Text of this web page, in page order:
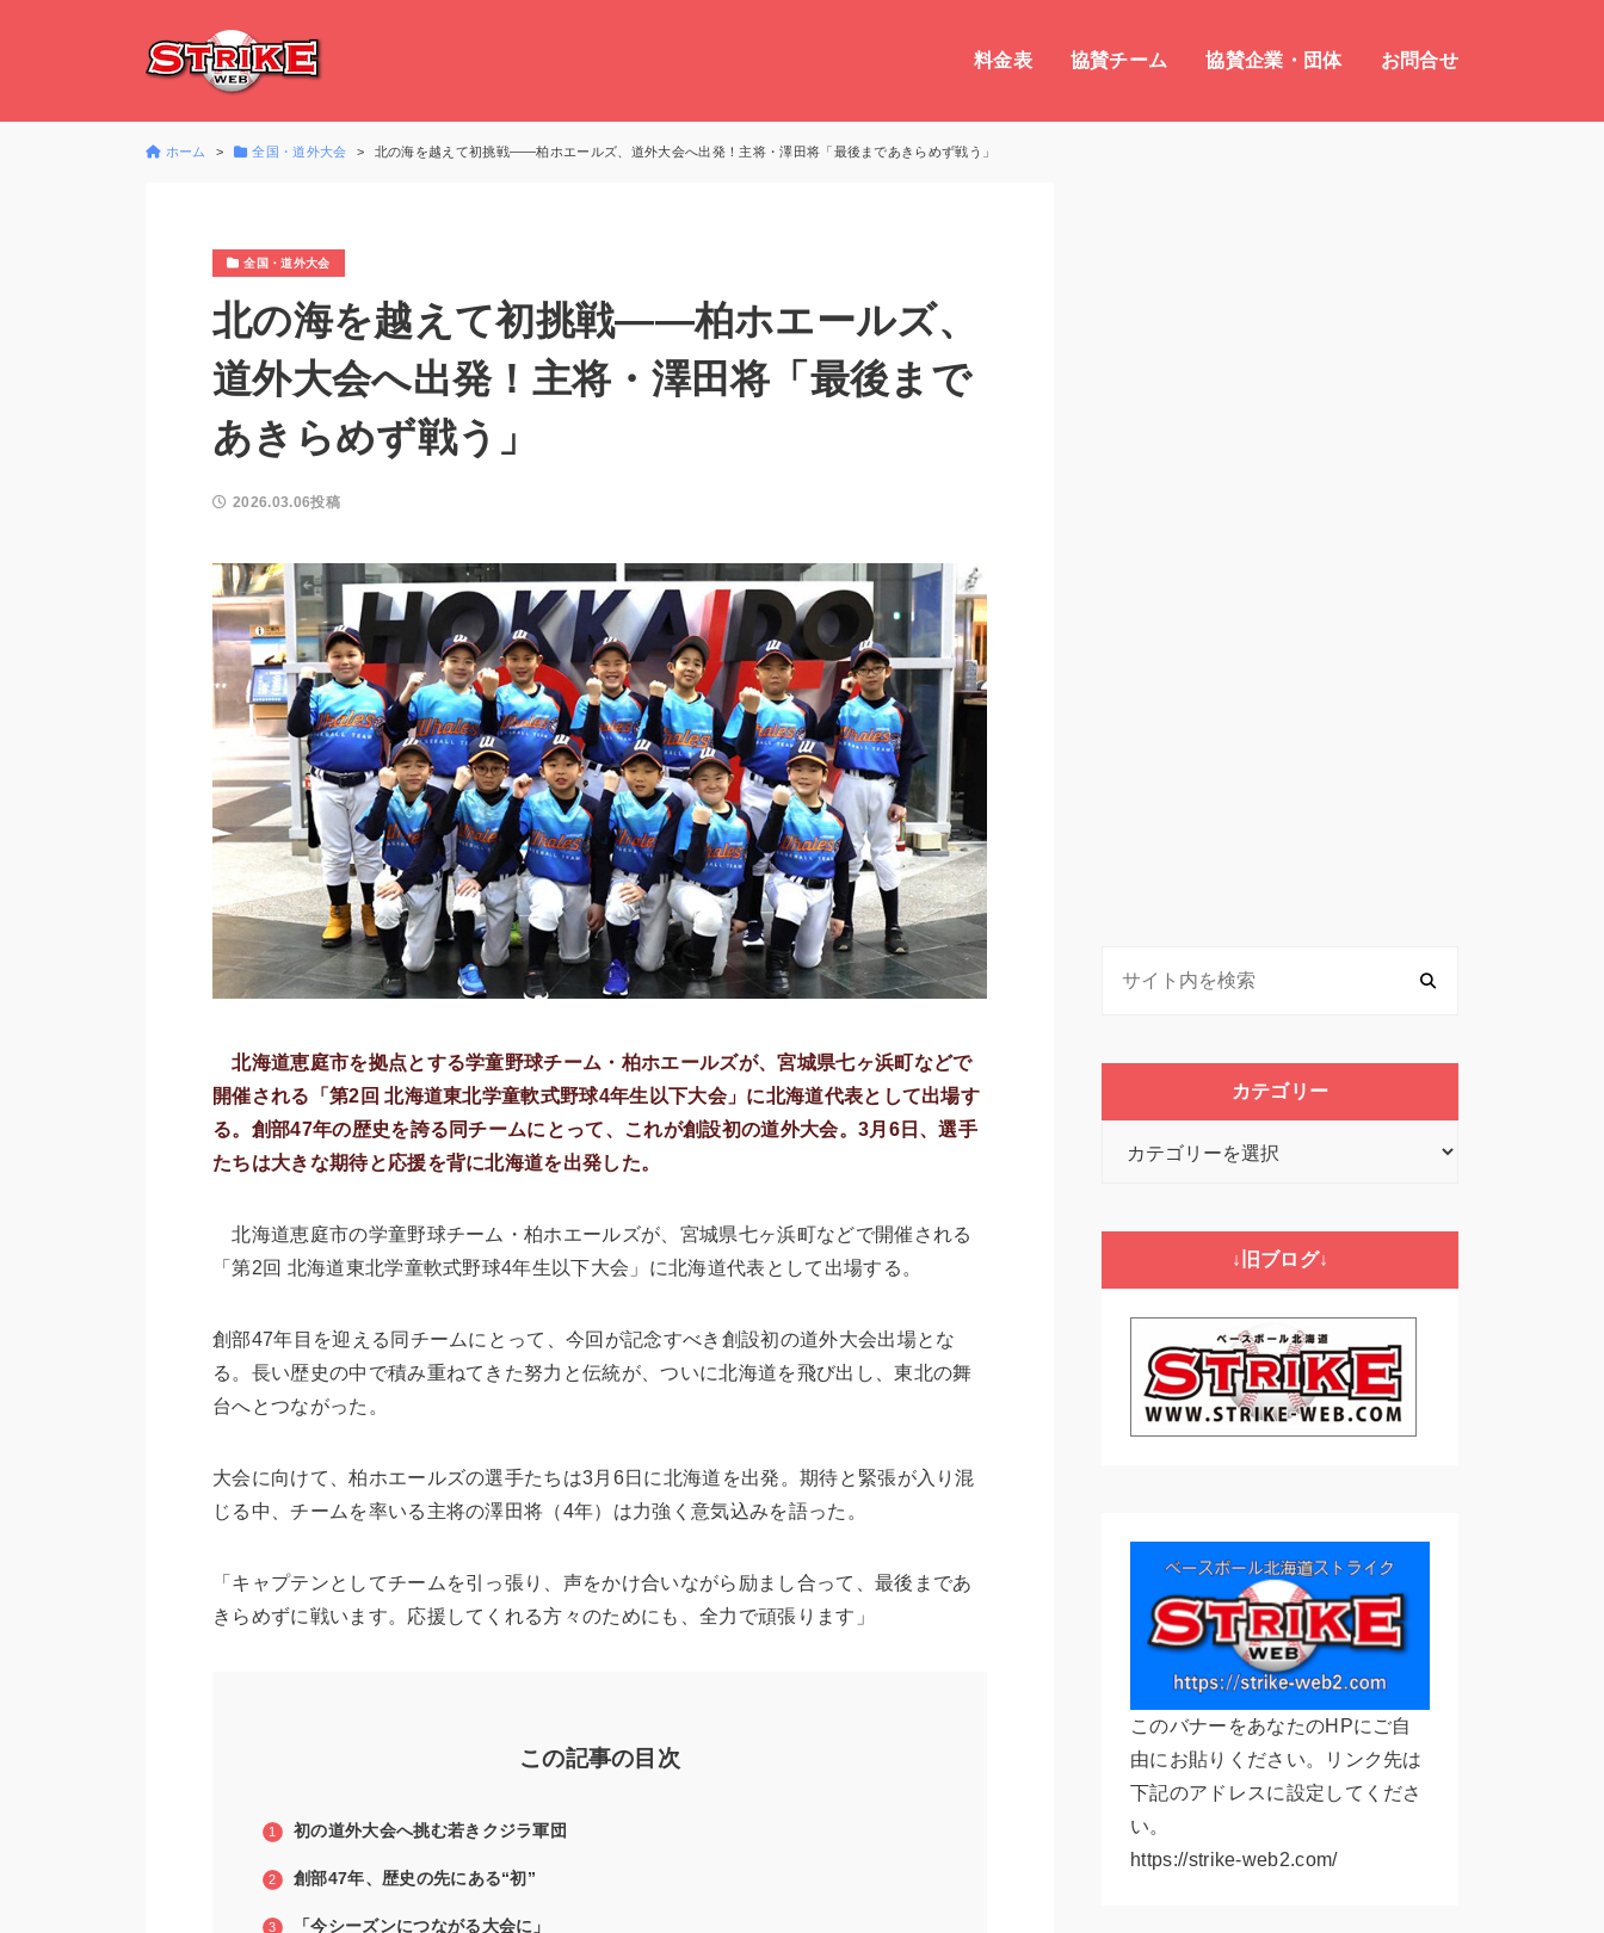
料金表 協賛チーム 協賛企業・団体 お問合せ
ホーム 全国・道外大会 北の海を越えて初挑戦――柏ホエールズ、道外大会へ出発！主将・澤田将「最後まであきらめず戦う」
全国・道外大会
北の海を越えて初挑戦――柏ホエールズ、
道外大会へ出発！主将・澤田将「最後まで
あきらめず戦う」
2026.03.06投稿
北海道恵庭市を拠点とする学童野球チーム・柏ホエールズが、宮城県七ヶ浜町などで
開催される「第2回 北海道東北学童軟式野球4年生以下大会」に北海道代表として出場す
る。創部47年の歴史を誇る同チームにとって、これが創設初の道外大会。3月6日、選手
たちは大きな期待と応援を背に北海道を出発した。
北海道恵庭市の学童野球チーム・柏ホエールズが、宮城県七ヶ浜町などで開催される
「第2回 北海道東北学童軟式野球4年生以下大会」に北海道代表として出場する。
創部47年目を迎える同チームにとって、今回が記念すべき創設初の道外大会出場とな
る。長い歴史の中で積み重ねてきた努力と伝統が、ついに北海道を飛び出し、東北の舞
台へとつながった。
大会に向けて、柏ホエールズの選手たちは3月6日に北海道を出発。期待と緊張が入り混
じる中、チームを率いる主将の澤田将（4年）は力強く意気込みを語った。
「キャプテンとしてチームを引っ張り、声をかけ合いながら励まし合って、最後まであ
きらめずに戦います。応援してくれる方々のためにも、全力で頑張ります」
この記事の目次
初の道外大会へ挑む若きクジラ軍団
創部47年、歴史の先にある“初”
「今シーズンにつながる大会に」
カテゴリー
リ
↓旧ブログ↓
このバナーをあなたのHPにご自
由にお貼りください。リンク先は
下記のアドレスに設定してくださ
い。
https://strike-web2.com/